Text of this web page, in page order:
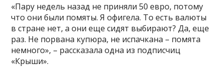
«Пару недель назад не приняли 50 евро, потому
что они были помяты. Я офигела. То есть валюты
в стране нет, а они еще сидят выбирают? Да, еще
раз. Не порвана купюра, не испачкана – помята
немного», – рассказала одна из подписчиц
«Крыши».